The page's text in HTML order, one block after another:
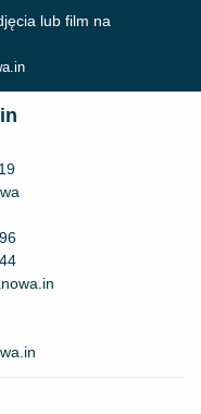
lub film na